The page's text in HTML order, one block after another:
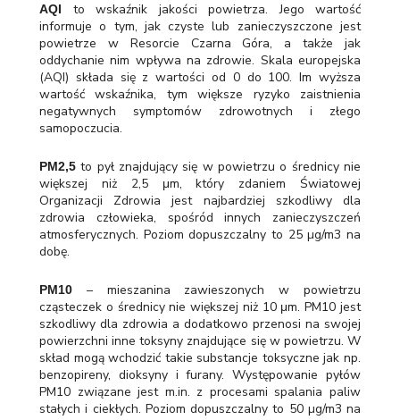
AQI
to wskaźnik jakości powietrza. Jego wartość
informuje o tym, jak czyste lub zanieczyszczone jest
powietrze w Resorcie Czarna Góra, a także jak
oddychanie nim wpływa na zdrowie. Skala europejska
(AQI) składa się z wartości od 0 do 100. Im wyższa
wartość wskaźnika, tym większe ryzyko zaistnienia
negatywnych symptomów zdrowotnych i złego
samopoczucia.
PM2,5 to pył znajdujący się w powietrzu o średnicy nie
większej niż 2,5 μm, który zdaniem Światowej
Organizacji Zdrowia jest najbardziej szkodliwy dla
zdrowia człowieka, spośród innych zanieczyszczeń
atmosferycznych. Poziom dopuszczalny to 25 µg/m3 na
dobę.
PM10 – mieszanina zawieszonych w powietrzu
cząsteczek o średnicy nie większej niż 10 μm. PM10 jest
szkodliwy dla zdrowia a dodatkowo przenosi na swojej
powierzchni inne toksyny znajdujące się w powietrzu. W
skład mogą wchodzić takie substancje toksyczne jak np.
benzopireny, dioksyny i furany. Występowanie pyłów
PM10 związane jest m.in. z procesami spalania paliw
stałych i ciekłych. Poziom dopuszczalny to 50 µg/m3 na